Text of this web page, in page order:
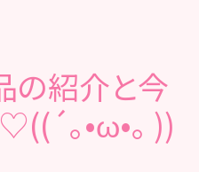
の紹介と今
｡•ω•｡ ))